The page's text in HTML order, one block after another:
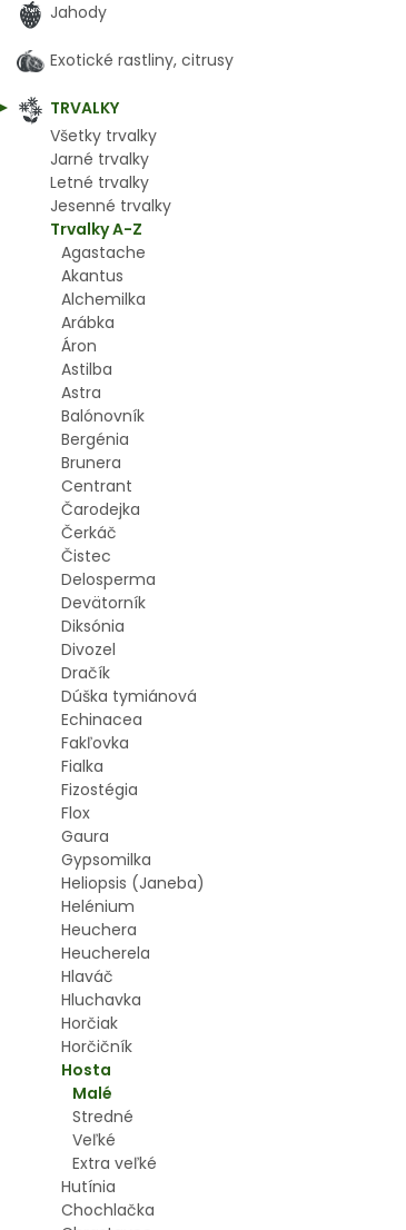
Jahody
Exotické rastliny, citrusy
TRVALKY
Všetky trvalky
Jarné trvalky
Letné trvalky
Jesenné trvalky
Trvalky A-Z
Agastache
Akantus
Alchemilka
Arábka
Áron
Astilba
Astra
Balónovník
Bergénia
Brunera
Centrant
Čarodejka
Čerkáč
Čistec
Delosperma
Devätorník
Diksónia
Divozel
Dračík
Dúška tymiánová
Echinacea
Fakľovka
Fialka
Fizostégia
Flox
Gaura
Gypsomilka
Heliopsis (Janeba)
Helénium
Heuchera
Heucherela
Hlaváč
Hluchavka
Horčiak
Horčičník
Hosta
Malé
Stredné
Veľké
Extra veľké
Hutínia
Chochlačka